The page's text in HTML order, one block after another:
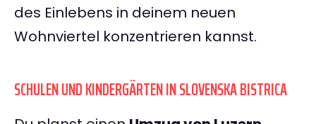
des Einlebens in deinem neuen
Wohnviertel konzentrieren kannst.
SCHULEN UND KINDERGÄRTEN IN SLOVENSKA BISTRICA